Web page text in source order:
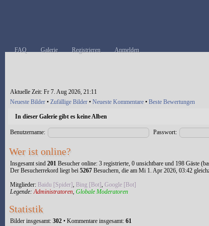
FAQ Galerie Registrieren Anmelden
Aktuelle Zeit: Fr 7. Aug 2026, 21:11
Neueste Bilder • Zufällige Bilder • Neueste Kommentare • Beste Bewertungen
In dieser Galerie gibt es keine Alben
Benutzername: Passwort:
Wer ist online?
Insgesamt sind 201 Besucher online: 3 registrierte, 0 unsichtbare und 198 Gäste
Der Besucherrekord liegt bei 5267 Besuchern, die am Mi 1. Apr 2026, 03:42
Mitglieder: Baidu [Spider], Bing [Bot], Google [Bot]
Legende:Administratoren, Globale Moderatoren
Statistik
Bilder insgesamt: 302 • Kommentare insgesamt: 61